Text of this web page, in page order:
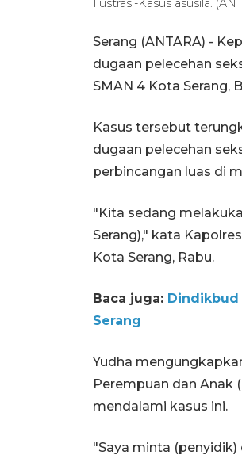
Ilustrasi-Kasus asusila.
Serang (ANTARA) -
dugaan pelecehan
SMAN 4 Kota Serang,
Kasus tersebut
dugaan pelecehan
perbincangan luas di
"Kita sedang
Serang)," kata
Kota Serang, Rabu.
Baca juga: Dindikbud
Serang
Yudha
Perempuan dan Anak
mendalami kasus ini.
"Saya minta (penyidik)